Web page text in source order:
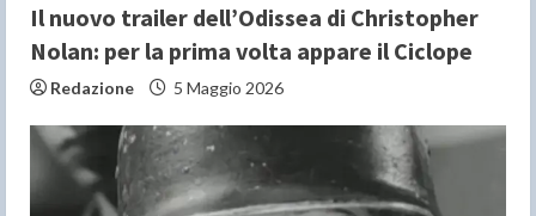
Il nuovo trailer dell’Odissea di Christopher
Nolan: per la prima volta appare il Ciclope
Redazione 5 Maggio 2026